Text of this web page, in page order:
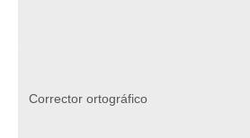
Corrector ortográfico